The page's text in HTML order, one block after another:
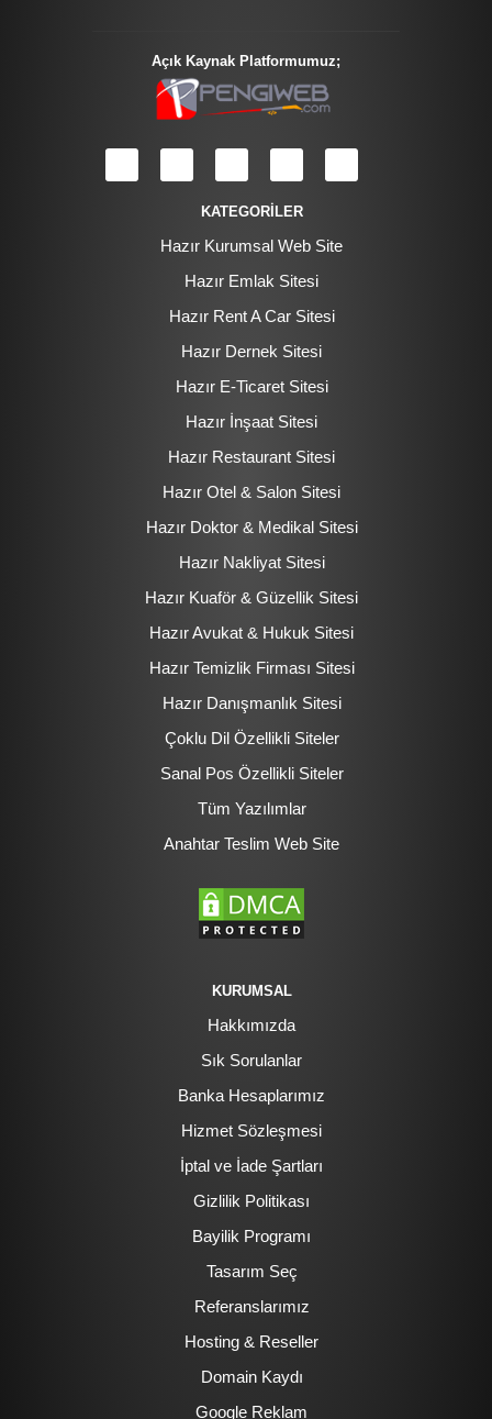
Açık Kaynak Platformumuz;
KATEGORİLER
Hazır Kurumsal Web Site
Hazır Emlak Sitesi
Hazır Rent A Car Sitesi
Hazır Dernek Sitesi
Hazır E-Ticaret Sitesi
Hazır İnşaat Sitesi
Hazır Restaurant Sitesi
Hazır Otel & Salon Sitesi
Hazır Doktor & Medikal Sitesi
Hazır Nakliyat Sitesi
Hazır Kuaför & Güzellik Sitesi
Hazır Avukat & Hukuk Sitesi
Hazır Temizlik Firması Sitesi
Hazır Danışmanlık Sitesi
Çoklu Dil Özellikli Siteler
Sanal Pos Özellikli Siteler
Tüm Yazılımlar
Anahtar Teslim Web Site
KURUMSAL
Hakkımızda
Sık Sorulanlar
Banka Hesaplarımız
Hizmet Sözleşmesi
İptal ve İade Şartları
Gizlilik Politikası
Bayilik Programı
Tasarım Seç
Referanslarımız
Hosting & Reseller
Domain Kaydı
Google Reklam